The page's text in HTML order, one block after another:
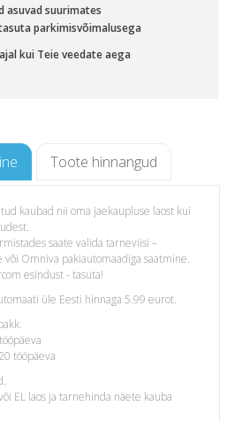
asuvad suurimates
parkimisvõimalusega
kui Teie veedate aega
Toote hinnangud
kaubad nii oma jaekaupluse laost kui
saate valida tarneviisi –
või Omniva pakiautomaadiga saatmine.
esindust - tasuta!
üle Eesti hinnaga 5.99 eurot.
tööpäeva
EL laos ja tarnehinda näete kauba